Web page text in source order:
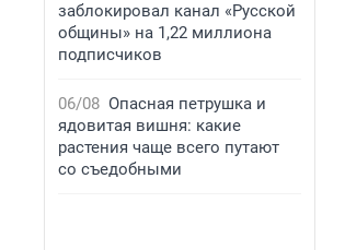
заблокировал канал «Русской
общины» на 1,22 миллиона
подписчиков
06/08 Опасная петрушка и
ядовитая вишня: какие
растения чаще всего путают
со съедобными